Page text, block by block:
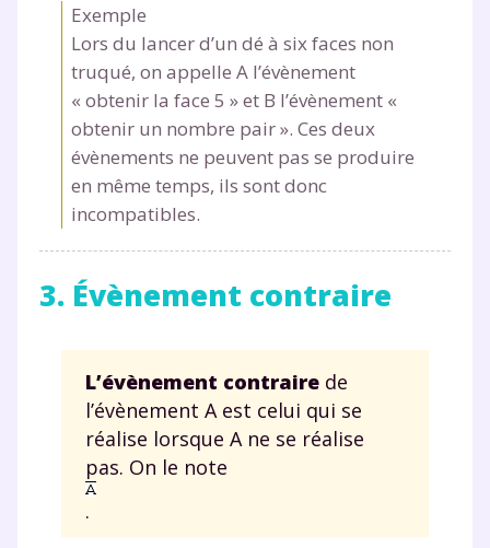
Exemple
Lors du lancer d’un dé à six faces non
truqué, on appelle A l’évènement
« obtenir la face 5 » et B l’évènement «
obtenir un nombre pair ». Ces deux
évènements ne peuvent pas se produire
en même temps, ils sont donc
incompatibles.
3. Évènement contraire
L’évènement contraire de
l’évènement A est celui qui se
réalise lorsque A ne se réalise
pas. On le note
.
Envie de progresser
année scolaire ?
Testez gratuitement
pendant 24h notre
plateforme de soutien